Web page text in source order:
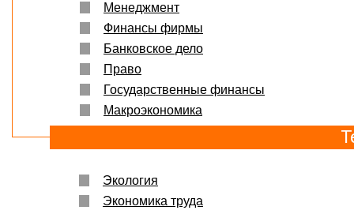
Менеджмент
Финансы фирмы
Банковское дело
Право
Государственные финансы
Макроэкономика
Экология
Экономика труда